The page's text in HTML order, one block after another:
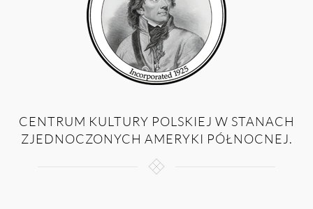
CENTRUM KULTURY POLSKIEJ W STANACH
ZJEDNOCZONYCH AMERYKI PÓŁNOCNEJ.